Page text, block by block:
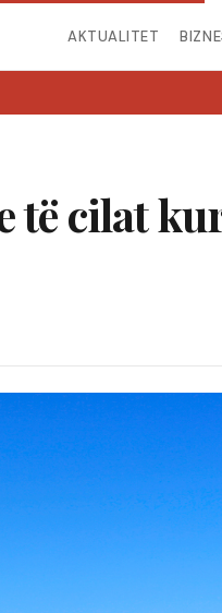
AKTUALITET
të cilat